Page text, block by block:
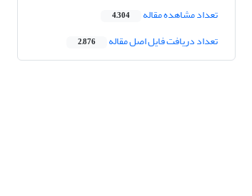
تعداد مشاهده مقاله 4,304
تعداد دریافت فایل اصل مقاله 2,876